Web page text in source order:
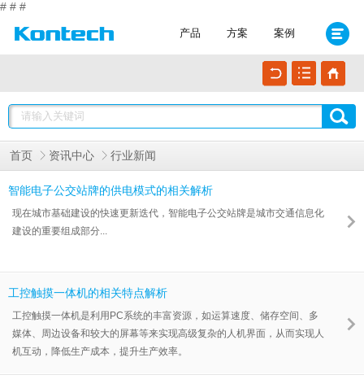
# # #
产品 方案 案例
首页 资讯中心 行业新闻
智能电子公交站牌的供电模式的相关解析
现在城市基础建设的快速更新迭代，智能电子公交站牌是城市交通信息化
建设的重要组成部分...
工控触摸一体机的相关特点解析
工控触摸一体机是利用PC系统的丰富资源，如运算速度、储存空间、多
媒体、周边设备和较大的屏幕等来实现高级复杂的人机界面，从而实现人
机互动，降低生产成本，提升生产效率。